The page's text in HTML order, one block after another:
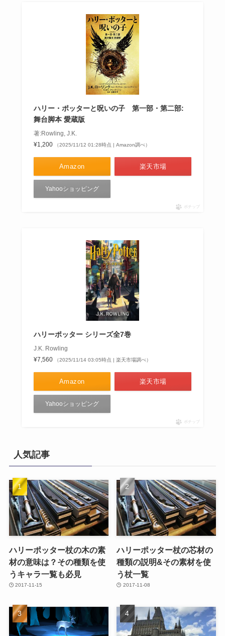
ハリー・ポッターと呪いの子 第一部・第二部:
舞台脚本 愛蔵版
著:Rowling, J.K.
¥1,200
（2025/11/12 01:28時点 | Amazon調べ）
Amazon 楽天市場
Yahooショッピング
ポチップ
ハリーポッター シリーズ全7巻
J.K. Rowling
¥7,560
（2025/11/14 03:05時点 | 楽天市場調べ）
Amazon 楽天市場
Yahooショッピング
ポチップ
人気記事
ハリーポッター杖の木の素
材の意味は？その種類を使
うキャラ一覧も必見
2017-11-15
ハリーポッター杖の芯材の
種類の説明&その素材を使
う杖一覧
2017-11-08